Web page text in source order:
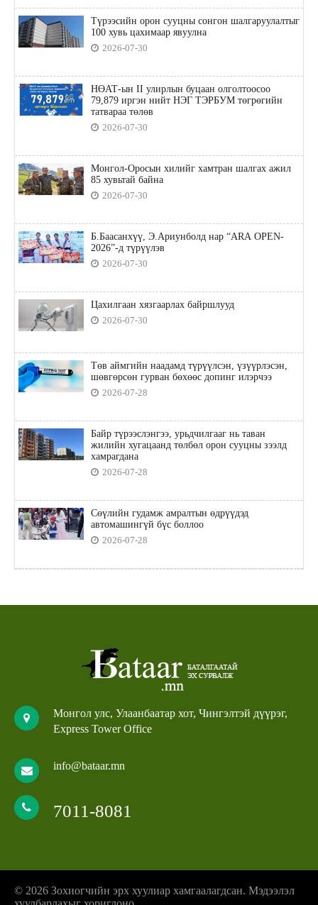
Түрээсийн орон сууцны сонгон шалгаруулалтыг
100 хувь цахимаар явуулна
2026-07-30
НӨАТ-ын II улирлын буцаан олголтоосоо
79,879 иргэн нийт НЭГ ТЭРБУМ төгрөгийн
татвараа төлөв
2026-07-30
Монгол-Оросын хилийг хамтран шалгах ажил
85 хувьтай байна
2026-07-30
Б.Баасанхүү, Э.Ариунболд нар “ARA OPEN-
2026”-д түрүүлэв
2026-07-30
Цахилгаан хязгаарлах байршлууд
2026-07-30
Төв аймгийн наадамд түрүүлсэн, үзүүрлэсэн,
шөвгөрсөн гурван бөхөөс допинг илэрчээ
2026-07-28
Байр түрээслэнгээ, урьдчилгааг нь таван
жилийн хугацаанд төлбөл орон сууцны зээлд
хамрагдана
2026-07-28
Сөүлийн гудамж амралтын өдрүүдэд
автомашингүй бүс боллоо
2026-07-28
Монгол улс, Улаанбаатар хот, Чингэлтэй дүүрэг,
Express Tower Office
info@bataar.mn
7011-8081
© 2026 Зохиогчийн эрх хуулиар хамгаалагдсан. Мэдээлэл